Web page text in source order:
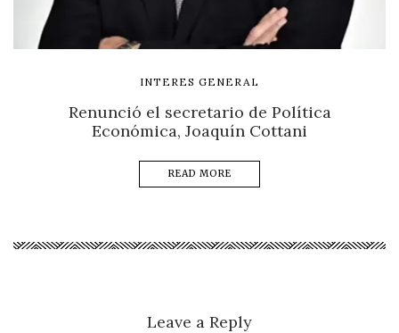
INTERES GENERAL
Renunció el secretario de Política
Económica, Joaquín Cottani
READ MORE
Leave a Reply